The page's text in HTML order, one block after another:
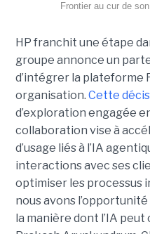
Frontier au cur de
HP franchit une étape
groupe annonce un
d’intégrer la plateforme
organisation. Cette
d’exploration engagée
collaboration vise à
d’usage liés à l’IA
interactions avec ses
optimiser les processus
nous avons
la manière dont l’IA